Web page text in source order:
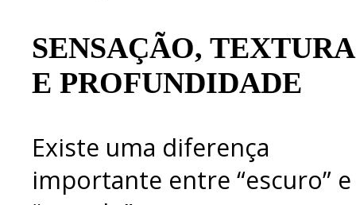
SENSAÇÃO, TEXTURA
E PROFUNDIDADE
Existe uma diferença
importante entre “escuro” e